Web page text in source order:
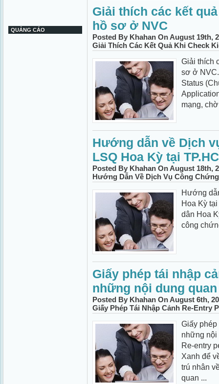
QUẢNG CÁO
Giải thích các kết
hồ sơ ở NVC
Posted By Khahan On August 19th,
Giải Thích Các Kết Quả Khi Check
Giải thích
sơ ở NVC.
Status
mạng,
Hướng dẫn về Dịch
LSQ Hoa Kỳ tại
Posted By Khahan On August 18th,
Hướng Dẫn Về Dịch Vụ Công
Hướng
Hoa Kỳ
dân Hoa
công
Giấy phép tái nhập
những nội dung
Posted By Khahan On August 6th,
Giấy Phép Tái Nhập Cảnh Re-Entry
Giấy phép
những nội
Re-entry
Xanh để
trú nhân
quan ...